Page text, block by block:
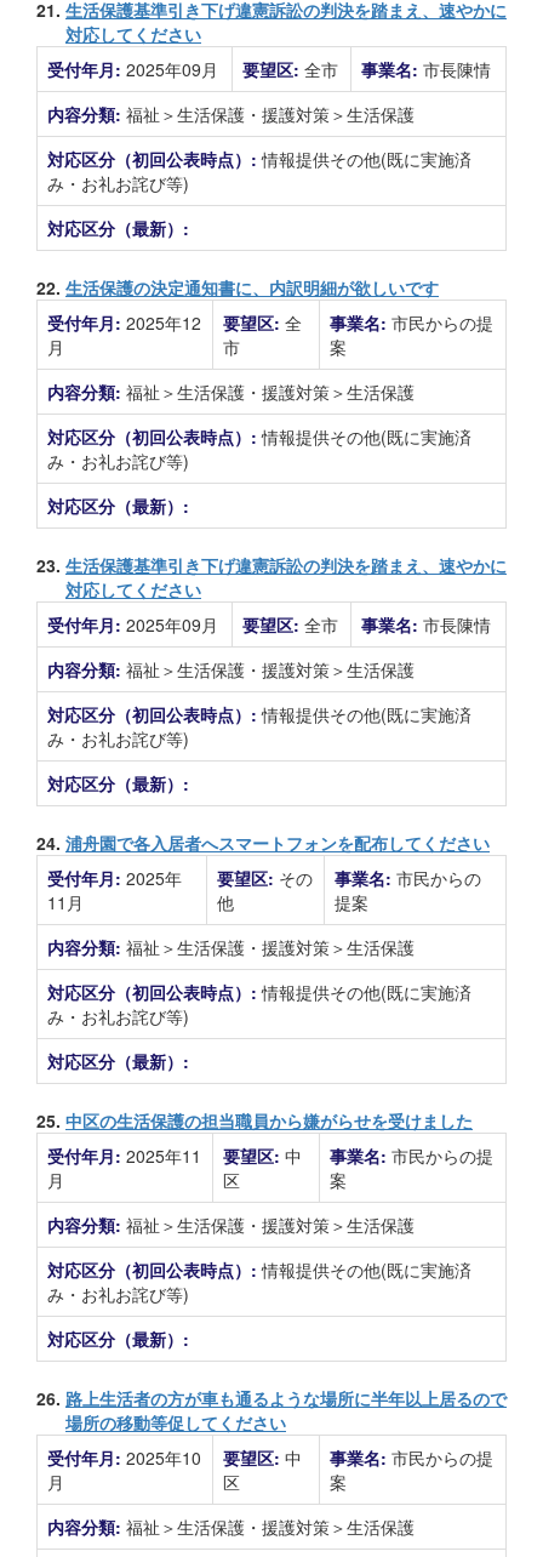
21. 生活保護基準引き下げ違憲訴訟の判決を踏まえ、速やかに
対応してください
受付年月: 2025年09月 要望区: 全市 事業名: 市長陳情
内容分類: 福祉＞生活保護・援護対策＞生活保護
対応区分（初回公表時点）:情報提供その他(既に実施済
み・お礼お詫び等)
対応区分（最新）:
22. 生活保護の決定通知書に、内訳明細が欲しいです
受付年月: 2025年12
月
要望区: 全
市
事業名: 市民からの提
案
内容分類: 福祉＞生活保護・援護対策＞生活保護
対応区分（初回公表時点）:情報提供その他(既に実施済
み・お礼お詫び等)
対応区分（最新）:
23. 生活保護基準引き下げ違憲訴訟の判決を踏まえ、速やかに
対応してください
受付年月: 2025年09月 要望区: 全市 事業名: 市長陳情
内容分類: 福祉＞生活保護・援護対策＞生活保護
対応区分（初回公表時点）:情報提供その他(既に実施済
み・お礼お詫び等)
対応区分（最新）:
24. 浦舟園で各入居者へスマートフォンを配布してください
受付年月: 2025年
11月
要望区: その
他
事業名: 市民からの
提案
内容分類: 福祉＞生活保護・援護対策＞生活保護
対応区分（初回公表時点）:情報提供その他(既に実施済
み・お礼お詫び等)
対応区分（最新）:
25. 中区の生活保護の担当職員から嫌がらせを受けました
受付年月: 2025年11
月
要望区: 中
区
事業名: 市民からの提
案
内容分類: 福祉＞生活保護・援護対策＞生活保護
対応区分（初回公表時点）:情報提供その他(既に実施済
み・お礼お詫び等)
対応区分（最新）:
26. 路上生活者の方が車も通るような場所に半年以上居るので
場所の移動等促してください
受付年月: 2025年10
月
要望区: 中
区
事業名: 市民からの提
案
内容分類: 福祉＞生活保護・援護対策＞生活保護